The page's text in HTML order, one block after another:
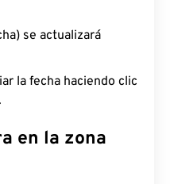
se actualizará
la fecha haciendo clic
en la zona